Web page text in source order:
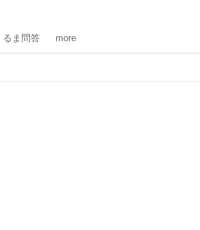
るま問答 more